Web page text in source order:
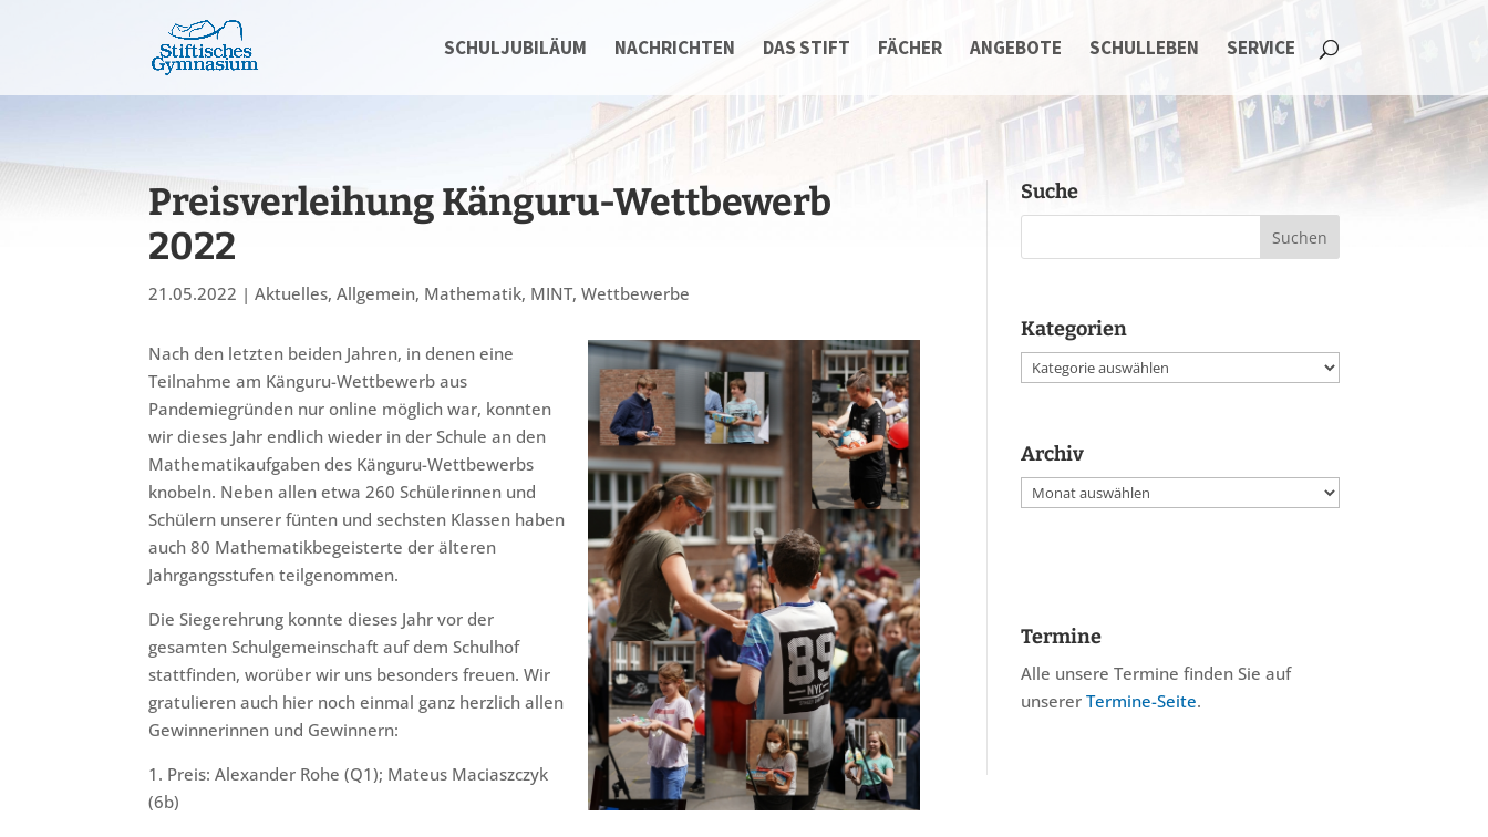
SCHULJUBILÄUM NACHRICHTEN DAS STIFT FÄCHER ANGEBOTE SCHULLEBEN SERVICE
Preisverleihung Känguru-Wettbewerb
2022
21.05.2022 |Aktuelles,Allgemein, Mathematik, MINT,Wettbewerbe
Nach den letzten beiden Jahren, in denen eine
Teilnahme am Känguru-Wettbewerb aus
Pandemiegründen nur online möglich war, konnten
wir dieses Jahr endlich wieder in der Schule an den
Mathematikaufgaben des Känguru-Wettbewerbs
knobeln. Neben allen etwa 260 Schülerinnen und
Schülern unserer fünten und sechsten Klassen haben
auch 80 Mathematikbegeisterte der älteren
Jahrgangsstufen teilgenommen.
Die Siegerehrung konnte dieses Jahr vor der
gesamten Schulgemeinschaft auf dem Schulhof
stattfinden, worüber wir uns besonders freuen. Wir
gratulieren auch hier noch einmal ganz herzlich allen
Gewinnerinnen und Gewinnern:
1. Preis: Alexander Rohe (Q1); Mateus Maciaszczyk
(6b)
Suche
Kategorien
Kategorien
Archiv
Archiv
Termine
Alle unsere Termine finden Sie auf
unserer Termine-Seite.